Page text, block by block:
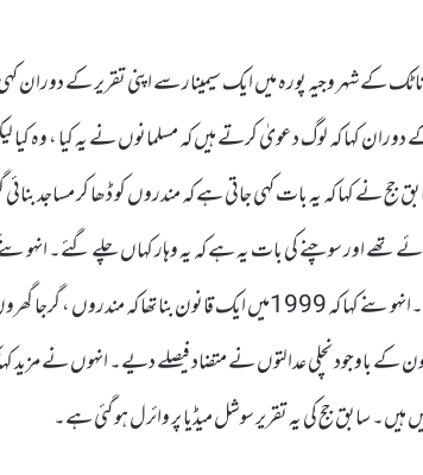
کے شہر وجیہ پورہ میں ایک سیمینار سے اپنی تقریر کے
کہا کہ لوگ دعویٰ کرتے ہیں کہ مسلمانوں نے یہ کیا ، وہ کیا
جج نے کہا کہ یہ بات کہی جاتی ہے کہ مندروں کو ڈھا کر مساجد
کرائے تھے اور سوچنے کی بات یہ ہے کہ یہ وہار کہاں چلے گئے۔
کے باوجود نچلی عدالتوں نے متضاد فیصلے دیے۔ انہوں نے
ہیں۔ سابق جج کی یہ تقریر سوشل میڈیا پر وائرل ہو گئی ہے۔